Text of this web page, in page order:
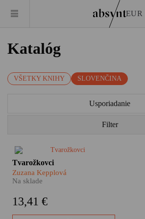
EUR
Katalóg
VŠETKY KNIHY SLOVENČINA
Usporiadanie
Filter
Dejiny jednej rodiny, dejiny
jednej krajiny. Množstvo hlasov
z rôznych etáp 20. storočia sa v
knihe Zuzany Kepplovej zlieva
veľkých dejín, ktoré sa zrkadlia
Tvarožkovci
Zuzana Kepplová
Na sklade
13,41 €